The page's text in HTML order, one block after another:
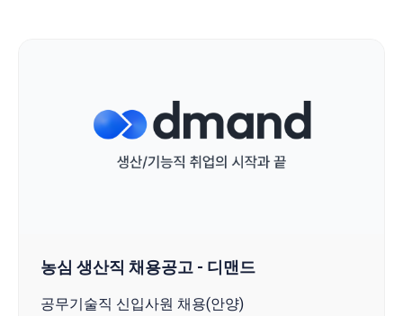
농심 생산직 채용공고 - 디맨드
공무기술직 신입사원 채용(안양)